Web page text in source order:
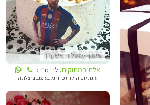
איסוף/משלוח אשקלון
אלת המתוקים, להזמנה: |
עוגת יום הולדת כדורגל בעיצוב ברצלונה